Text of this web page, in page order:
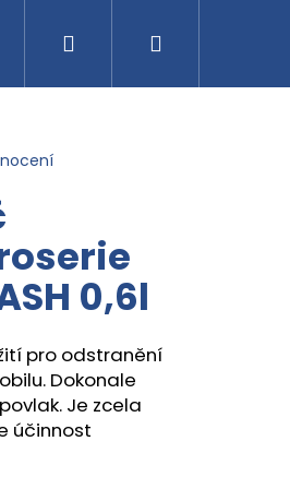
Přihlášení
0,6l
pro odstranění
Dokonale
Je zcela
účinnost
Následující